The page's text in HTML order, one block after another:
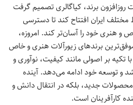
روزافزون برند، کیاگالری تصمیم گرفت
ایران افتتاح کند تا دسترسی
هنری خود را آسان‌تر کند. امروزه،
برندهای زیورآلات هنری و خاص
تکیه بر اصولی مانند کیفیت، نوآوری و
و توسعه خود ادامه می‌دهد. آینده
محصولات جدید، بلکه در انتقال دانش و
کارآفرینان است.